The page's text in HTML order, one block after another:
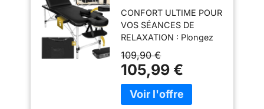
Zones Aluminium
Cosmetique Lit de
Massage Table
Esthetique
Tatouage Portable
avec Repose Bras,
Housse de
Transport Incluse
CONFORT ULTIME POUR
VOS SÉANCES DE
RELAXATION : Plongez
dans le monde du bien-
être avec notre table de
massage pliante, dotée
d'un rembourrage très
épais jusqu'à 5 cm pour
109,90 €
105,99 €